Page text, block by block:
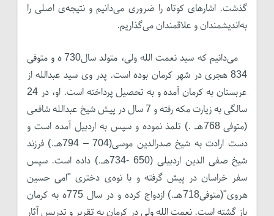
گذشت. اشاره­ای کوتاه را ضروری می‌دانیم و نتیجه‌ی اصلی را
به‌اندیشمندان و علاقمندان می‌گذاریم.
می‌دانیم که سید نعمت الله ولی، متولد سال730 ه و متوفی
834 هجری در شهر کرمان بوده است. پدر وی سید عبدالله از
عربستان به کرمان آمده و به تحصیل پرداخته است. او، در 24
سالگی به زیارت مکه رفته و 7 سال در پیش شیخ عبدالله شافعی
(متوفی 768هـ .) تلمذ نموده و سپس به اردبیل آمده است و
دست ارادت به شیخ صدرالدین موسی(704 – 794هـ.) فرزند
شیخ صفی الدین اردبیلی (650 -734هـ.) داده است. سپس
سفر خراسان در پیش گرفته و با نوه‌ی دختری "امی حسین
هروی"(متوفی718هـ.) ازدواج کرده و در سال 775ه به کرمان
باز گشته است. نعمت الله ولی در کرمان به تقریر و تدریس آثار